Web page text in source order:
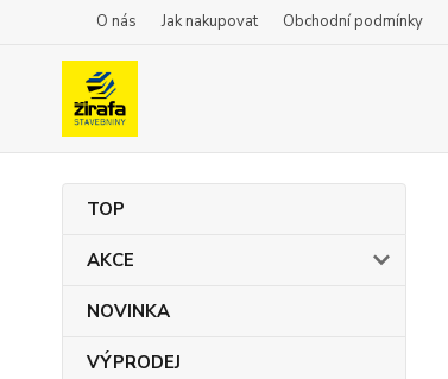
O nás Jak nakupovat Obchodní podmínky
TOP
AKCE
NOVINKA
VÝPRODEJ